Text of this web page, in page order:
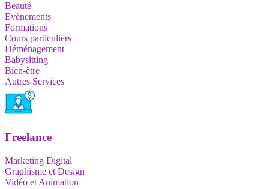
Beauté
Evènements
Formations
Cours particuliers
Déménagement
Babysitting
Bien-être
Autres Services
Freelance
Marketing Digital
Graphisme et Design
Vidéo et Animation